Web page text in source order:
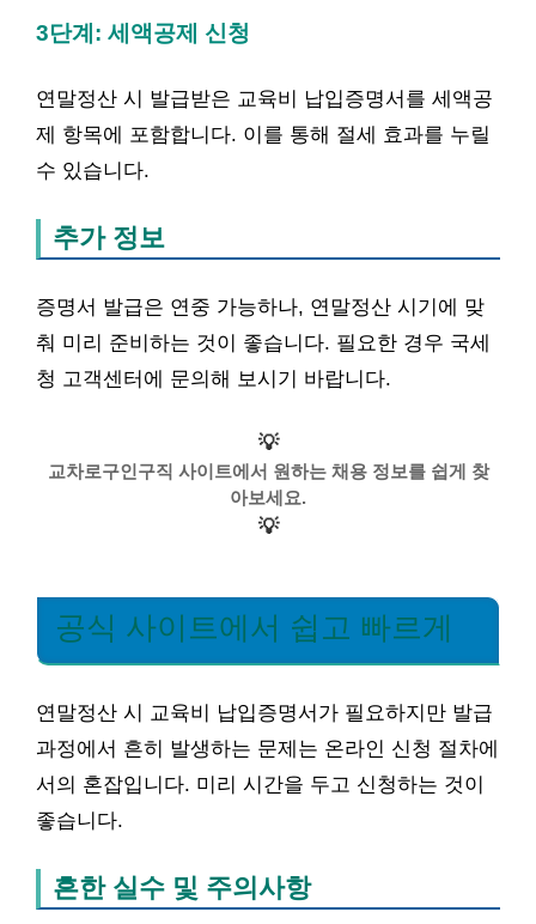
3단계: 세액공제 신청
연말정산 시 발급받은 교육비 납입증명서를 세액공
제 항목에 포함합니다. 이를 통해 절세 효과를 누릴
수 있습니다.
추가 정보
증명서 발급은 연중 가능하나, 연말정산 시기에 맞
춰 미리 준비하는 것이 좋습니다. 필요한 경우 국세
청 고객센터에 문의해 보시기 바랍니다.
💡
교차로구인구직 사이트에서 원하는 채용 정보를 쉽게 찾
아보세요.
💡
공식 사이트에서 쉽고 빠르게
연말정산 시 교육비 납입증명서가 필요하지만 발급
과정에서 흔히 발생하는 문제는 온라인 신청 절차에
서의 혼잡입니다. 미리 시간을 두고 신청하는 것이
좋습니다.
흔한 실수 및 주의사항